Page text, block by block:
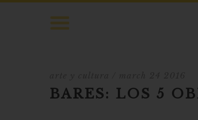
BARES: LOS 5